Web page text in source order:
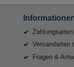
Zahlungsarten
Versandarten
Fragen &